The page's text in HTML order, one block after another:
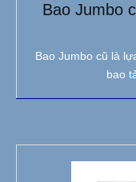
Bao Jumbo
Bao Jumbo cũ là
bao